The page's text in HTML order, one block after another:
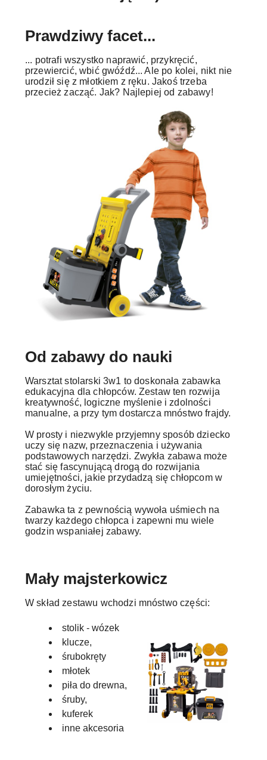
Prawdziwy facet...
... potrafi wszystko naprawić, przykręcić,
przewiercić, wbić gwóźdź... Ale po kolei, nikt nie
urodził się z młotkiem z ręku. Jakoś trzeba
przecież zacząć. Jak? Najlepiej od zabawy!
Od zabawy do nauki
Warsztat stolarski 3w1 to doskonała zabawka
edukacyjna dla chłopców. Zestaw ten rozwija
kreatywność, logiczne myślenie i zdolności
manualne, a przy tym dostarcza mnóstwo frajdy.
W prosty i niezwykle przyjemny sposób dziecko
uczy się nazw, przeznaczenia i używania
podstawowych narzędzi. Zwykła zabawa może
stać się fascynującą drogą do rozwijania
umiejętności, jakie przydadzą się chłopcom w
dorosłym życiu.
Zabawka ta z pewnością wywoła uśmiech na
twarzy każdego chłopca i zapewni mu wiele
godzin wspaniałej zabawy.
Mały majsterkowicz
W skład zestawu wchodzi mnóstwo części:
stolik - wózek
klucze,
śrubokręty
młotek
piła do drewna,
śruby,
kuferek
inne akcesoria